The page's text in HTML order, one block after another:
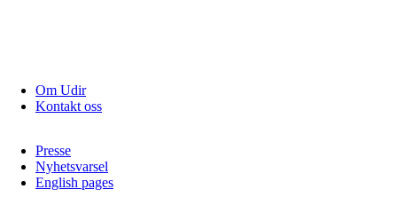
Om Udir
Kontakt oss
Presse
Nyhetsvarsel
English pages